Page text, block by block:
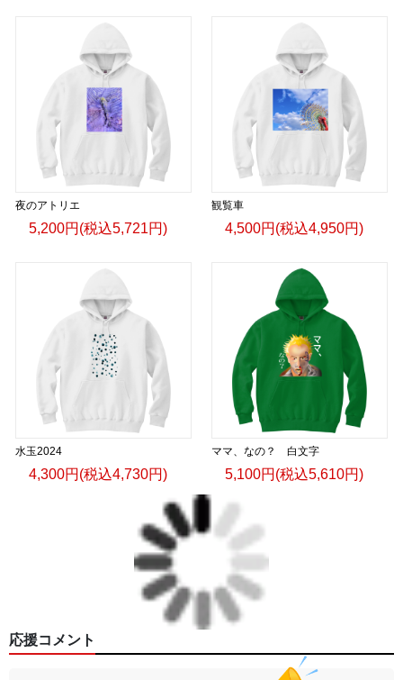
夜のアトリエ
5,200円(税込5,721円)
観覧車
4,500円(税込4,950円)
水玉2024
4,300円(税込4,730円)
ママ、なの？ 白文字
5,100円(税込5,610円)
応援コメント